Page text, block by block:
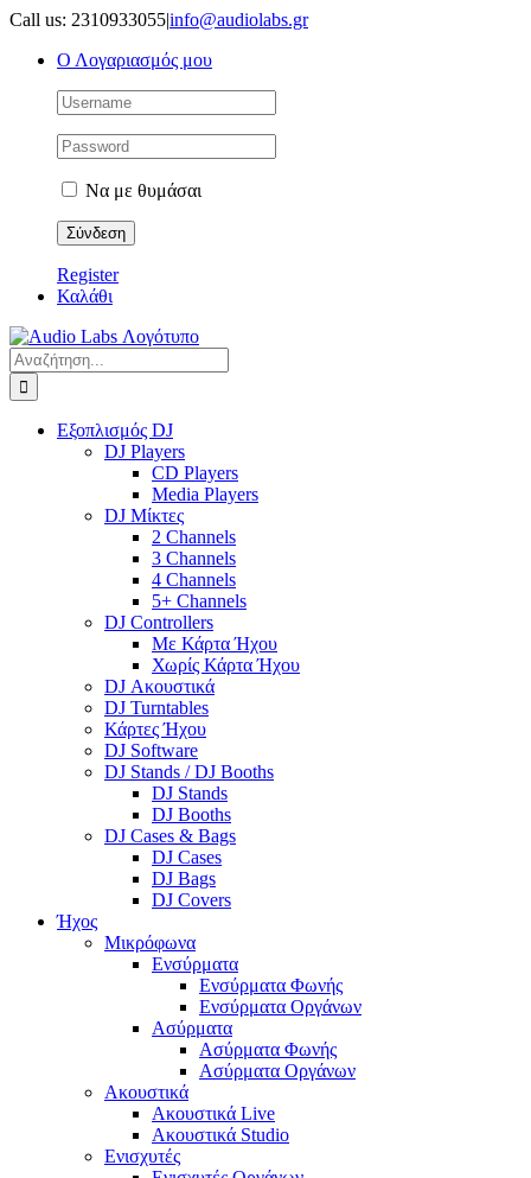
Μετάβαση
περιεχόμενο
Call us: 2310933055|info@audiolabs.gr
Ο Λογαριασμός μου
Να με θυμάσαι
Register
Καλάθι
Αναζήτηση
για:
Εξοπλισμός DJ
DJ Players
CD Players
Media Players
DJ Μίκτες
2 Channels
3 Channels
4 Channels
5+ Channels
DJ Controllers
Με Κάρτα Ήχου
Χωρίς Κάρτα Ήχου
DJ Ακουστικά
DJ Turntables
Κάρτες Ήχου
DJ Software
DJ Stands / DJ Booths
DJ Stands
DJ Booths
DJ Cases & Bags
DJ Cases
DJ Bags
DJ Covers
Ήχος
Μικρόφωνα
Ενσύρματα
Ενσύρματα Φωνής
Ενσύρματα Οργάνων
Ασύρματα
Ασύρματα Φωνής
Ασύρματα Οργάνων
Ακουστικά
Ακουστικά Live
Ακουστικά Studio
Ενισχυτές